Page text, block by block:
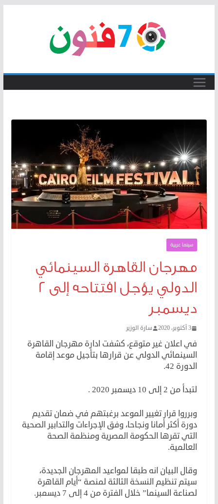
سينما عربية
مهرجان القاهرة السينمائي
الدولي يؤجل افتتاحه إلى ٢
ديسمبر
3 أكتوبر، 2020 سارة الوزير
في اعلان غير متوقع، كشفت ادارة مهرجان القاهرة
السينمائي الدولي عن قرارها بتأجيل موعد إقامة
الدورة 42.
لتبدأ من 2 إلى 10 ديسمبر 2020 .
وبرروا قرار تغيير الموعد برغبتهم في ضمان تقديم
دورة أكثر أمانا ونجاحا، وفق الإجراءات والتدابير الصحية
التي تقرها الحكومة المصرية ومنظمة الصحة
العالمية.
وقال البيان انه طبقا لمواعيد المهرجان الجديدة،
سيتم تنظيم النسخة الثالثة لمنصة “أيام القاهرة
لصناعة السينما” خلال الفترة من 4 إلى 7 ديسمبر.